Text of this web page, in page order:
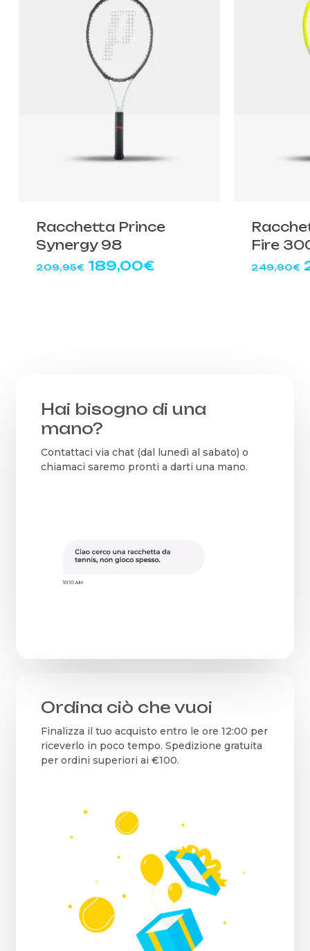
Racchetta Prince
Synergy 98
209,95€ Il
189,00€Il
Fire
249,90€ Il
Hai bisogno di una
mano?
Contattaci via chat (dal lunedì al sabato) o
chiamaci saremo pronti a darti una mano.
Ordina ciò che vuoi
Finalizza il tuo acquisto entro le ore 12:00 per
riceverlo in poco tempo. Spedizione gratuita
per ordini superiori ai €100.